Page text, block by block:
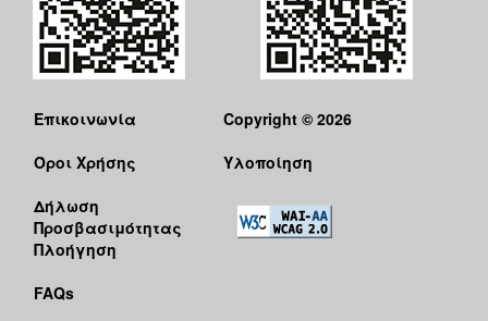
Επικοινωνία
Όροι Χρήσης
Δήλωση
Προσβασιμότητας
Πλοήγηση
FAQs
Copyright © 2026
Υλοποίηση